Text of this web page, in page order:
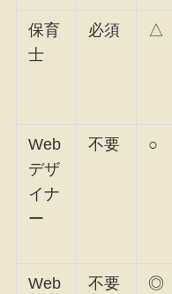
保育
士
必須 △
Web
デザ
イナ
ー
不要 ○
Web
不要 ◎